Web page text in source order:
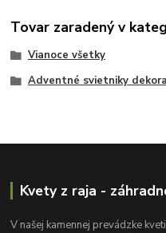
Tovar zaradený v
Vianoce všetky
Adventné svietniky
Kvety z raja -
V našej kamennej prevádzke